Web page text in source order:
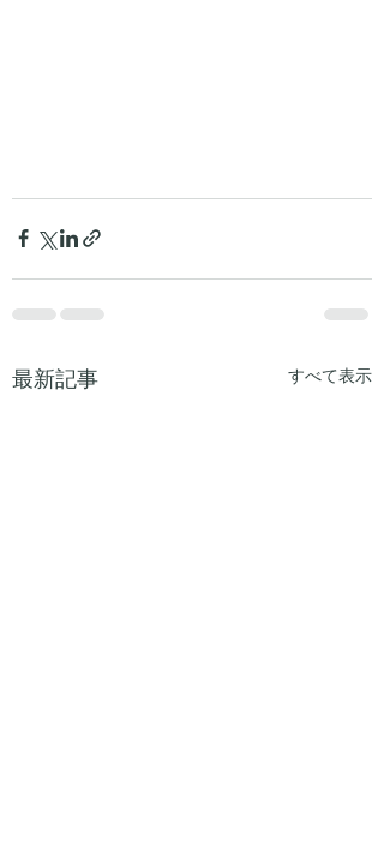
最新記事 すべて表示